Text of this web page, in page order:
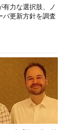
有力な選択肢、ノ
バ更新方針を調査